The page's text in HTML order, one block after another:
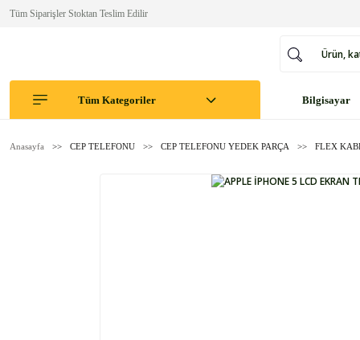
Tüm Siparişler Stoktan Teslim Edilir
Tüm Kategoriler Bilgisayar
Anasayfa CEP TELEFONU CEP TELEFONU YEDEK PARÇA FLEX